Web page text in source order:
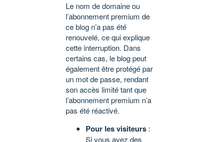
Le nom de domaine ou
l’abonnement premium de
ce blog n’a pas été
renouvelé, ce qui explique
cette interruption. Dans
certains cas, le blog peut
également être protégé par
un mot de passe, rendant
son accès limité tant que
l’abonnement premium n’a
pas été réactivé.
Pour les visiteurs :
Si vous avez des